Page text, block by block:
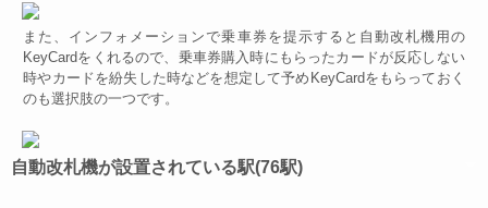
また、インフォメーションで乗車券を提示すると自動改札機用の
KeyCardをくれるので、乗車券購入時にもらったカードが反応しない
時やカードを紛失した時などを想定して予めKeyCardをもらっておく
のも選択肢の一つです。
自動改札機が設置されている駅(76駅)